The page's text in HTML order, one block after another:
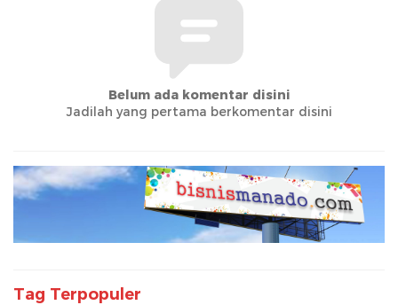
Belum ada komentar disini
Jadilah yang pertama berkomentar disini
Tag Terpopuler